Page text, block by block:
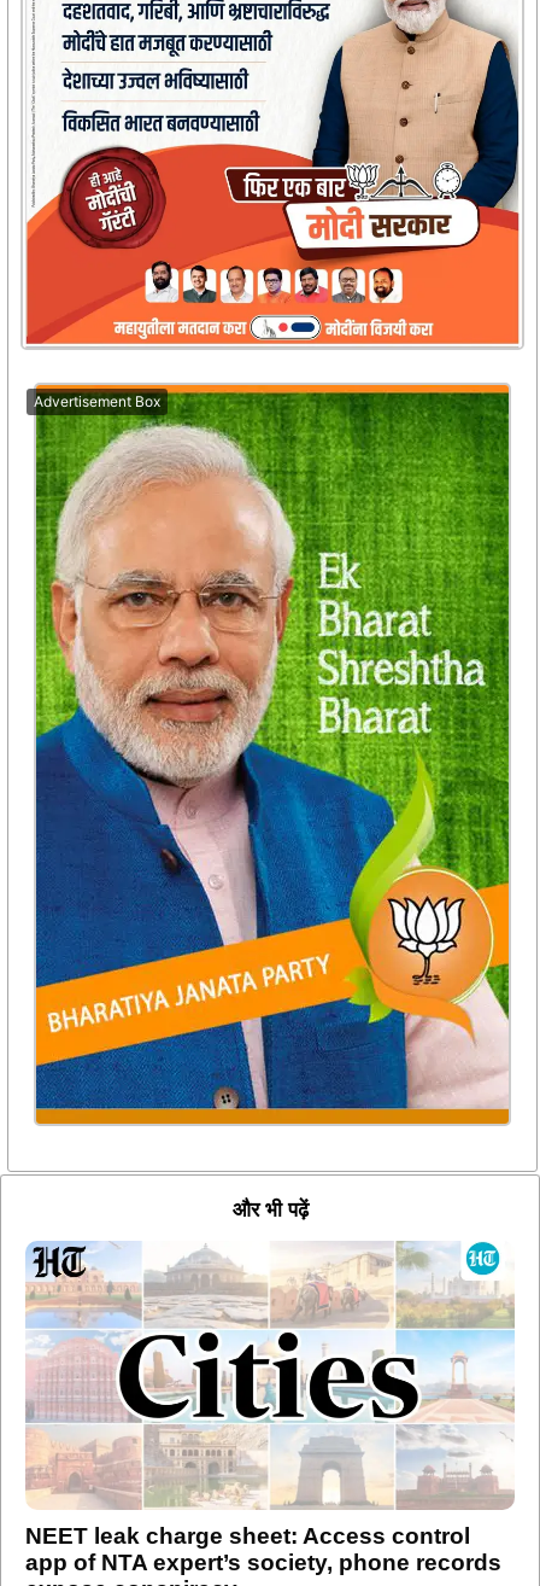
Advertisement Box
और भी पढ़ें
NEET leak charge sheet: Access control
app of NTA expert’s society, phone records